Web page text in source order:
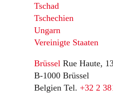
Tschad
Tschechien
Ungarn
Vereinigte Staaten
Brüssel Rue Haute,
B-1000 Brüssel
Belgien Tel. +32 2